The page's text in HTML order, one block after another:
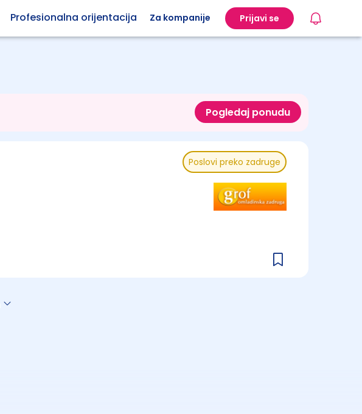
Profesionalna orijentacija Za kompanije Prijavi se
Pogledaj ponudu
Poslovi preko zadruge